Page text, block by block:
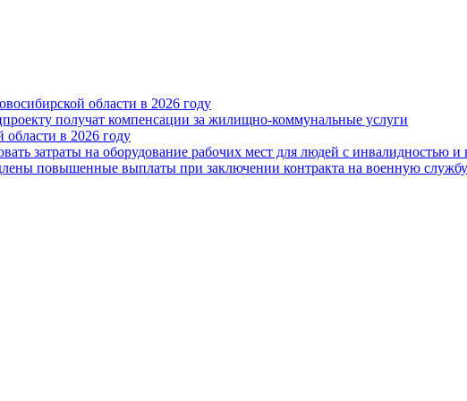
области в 2026 году
получат компенсации за жилищно-коммунальные услуги
в 2026 году
затраты на оборудование рабочих мест для людей с инвалидностью
повышенные выплаты при заключении контракта на военную службу